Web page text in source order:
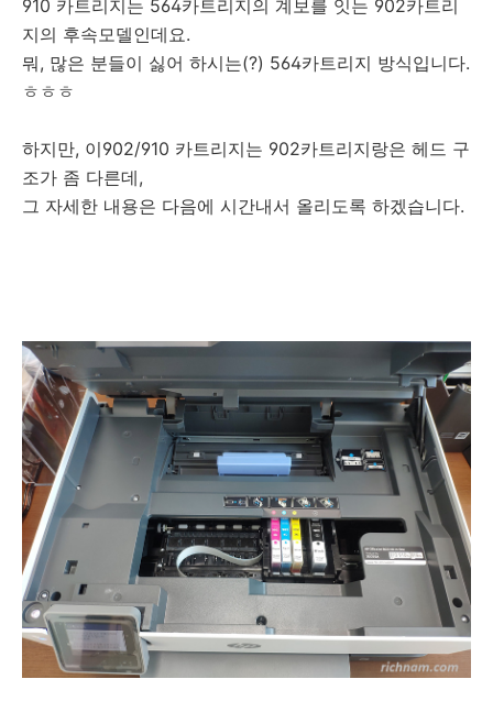
910 카트리지는 564카트리지의 계보를 잇는 902카트리
지의 후속모델인데요.
뭐, 많은 분들이 싫어 하시는(?) 564카트리지 방식입니다.
ㅎㅎㅎ
하지만, 이902/910 카트리지는 902카트리지랑은 헤드 구
조가 좀 다른데,
그 자세한 내용은 다음에 시간내서 올리도록 하겠습니다.